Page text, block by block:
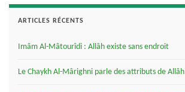
ARTICLES RÉCENTS
Imâm Al-Mâtourîdi : Allâh existe sans endroit
Le Chaykh Al-Mârighni parle des attributs de Allâh